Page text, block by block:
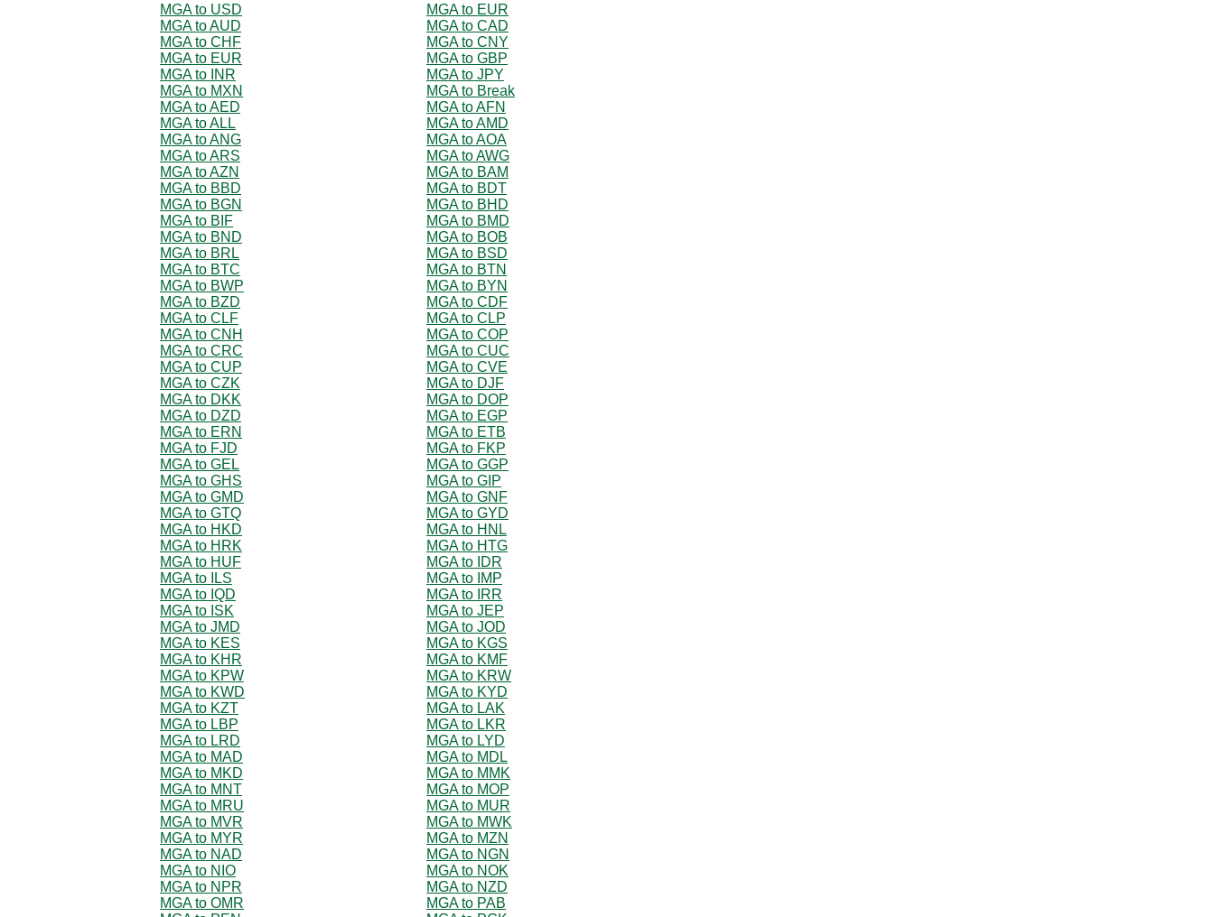
MGA to USD
MGA to EUR
MGA to AUD
MGA to CAD
MGA to CHF
MGA to CNY
MGA to EUR
MGA to GBP
MGA to INR
MGA to JPY
MGA to MXN
MGA to Break
MGA to AED
MGA to AFN
MGA to ALL
MGA to AMD
MGA to ANG
MGA to AOA
MGA to ARS
MGA to AWG
MGA to AZN
MGA to BAM
MGA to BBD
MGA to BDT
MGA to BGN
MGA to BHD
MGA to BIF
MGA to BMD
MGA to BND
MGA to BOB
MGA to BRL
MGA to BSD
MGA to BTC
MGA to BTN
MGA to BWP
MGA to BYN
MGA to BZD
MGA to CDF
MGA to CLF
MGA to CLP
MGA to CNH
MGA to COP
MGA to CRC
MGA to CUC
MGA to CUP
MGA to CVE
MGA to CZK
MGA to DJF
MGA to DKK
MGA to DOP
MGA to DZD
MGA to EGP
MGA to ERN
MGA to ETB
MGA to FJD
MGA to FKP
MGA to GEL
MGA to GGP
MGA to GHS
MGA to GIP
MGA to GMD
MGA to GNF
MGA to GTQ
MGA to GYD
MGA to HKD
MGA to HNL
MGA to HRK
MGA to HTG
MGA to HUF
MGA to IDR
MGA to ILS
MGA to IMP
MGA to IQD
MGA to IRR
MGA to ISK
MGA to JEP
MGA to JMD
MGA to JOD
MGA to KES
MGA to KGS
MGA to KHR
MGA to KMF
MGA to KPW
MGA to KRW
MGA to KWD
MGA to KYD
MGA to KZT
MGA to LAK
MGA to LBP
MGA to LKR
MGA to LRD
MGA to LYD
MGA to MAD
MGA to MDL
MGA to MKD
MGA to MMK
MGA to MNT
MGA to MOP
MGA to MRU
MGA to MUR
MGA to MVR
MGA to MWK
MGA to MYR
MGA to MZN
MGA to NAD
MGA to NGN
MGA to NIO
MGA to NOK
MGA to NPR
MGA to NZD
MGA to OMR
MGA to PAB